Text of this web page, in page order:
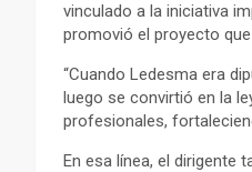
vinculado a la iniciativa
promovió el proyecto
“Cuando Ledesma era
luego se convirtió en la
profesionales,
En esa línea, el dirigente